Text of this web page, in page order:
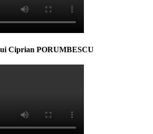
Ciprian PORUMBESCU